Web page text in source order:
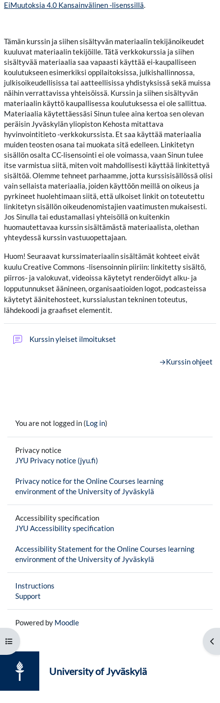
Open course index
EiMuutoksia 4.0 Kansainvälinen -lisenssillä.
Tämän kurssin ja siihen sisältyvän materiaalin tekijänoikeudet
kuuluvat materiaalin tekijöille. Tätä verkkokurssia ja siihen
sisältyvää materiaalia saa vapaasti käyttää ei-kaupalliseen
koulutukseen esimerkiksi oppilaitoksissa, julkishallinnossa,
julkisoikeudellisissa tai aatteellisissa yhdistyksissä sekä muissa
näihin verrattavissa yhteisöissä. Kurssin ja siihen sisältyvän
materiaalin käyttö kaupallisessa koulutuksessa ei ole sallittua.
Materiaalia käytettäessäsi Sinun tulee aina kertoa sen olevan
peräisin Jyväskylän yliopiston Kehosta mitattava
hyvinvointitieto -verkkokurssista. Et saa käyttää materiaalia
muiden teosten osana tai muokata sitä edelleen. Linkitetyn
sisällön osalta CC-lisensointi ei ole voimassa, vaan Sinun tulee
itse varmistua siitä, miten voit mahdollisesti käyttää linkitettyä
sisältöä. Olemme tehneet parhaamme, jotta kurssisisällössä olisi
vain sellaista materiaalia, joiden käyttöön meillä on oikeus ja
pyrkineet huolehtimaan siitä, että ulkoiset linkit on toteutettu
linkitetyn sisällön oikeudenomistajien vaatimusten mukaisesti.
Jos Sinulla tai edustamallasi yhteisöllä on kuitenkin
huomautettavaa kurssin sisältämästä materiaalista, olethan
yhteydessä kurssin vastuuopettajaan.
Huom! Seuraavat kurssimateriaalin sisältämät kohteet eivät
kuulu Creative Commons -lisensoinnin piiriin: linkitetty sisältö,
piirros- ja valokuvat , videoissa käytetyt renderöidyt alku- ja
lopputunnukset äänineen, organisaatioiden logot, podcasteissa
käytetyt äänitehosteet, kurssialustan tekninen toteutus,
lähdekoodi ja graafiset elementit.
Kurssin yleiset ilmoitukset
→Kurssin ohjeet
You are not logged in (Log in)
Privacy notice
JYU Privacy notice (jyu.fi)
Privacy notice for the Online Courses learning
environment of the University of Jyväskylä
Accessibility specification
JYU Accessibility specification
Accessibility Statement for the Online Courses learning
environment of the University of Jyväskylä
Instructions
Support
Powered by Moodle
University of Jyväskylä